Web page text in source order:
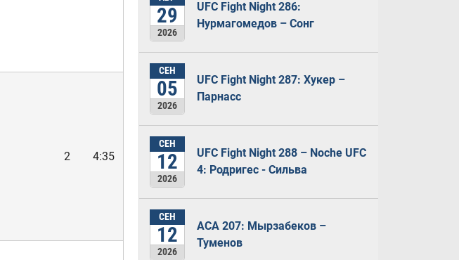
2 4:35
29
2026
UFC Fight Night 286:
Нурмагомедов – Сонг
СЕН
05
2026
UFC Fight Night 287: Хукер –
Парнасс
СЕН
12
2026
UFC Fight Night 288 – Noche UFC
4: Родригес - Сильва
СЕН
12
2026
ACA 207: Мырзабеков –
Туменов